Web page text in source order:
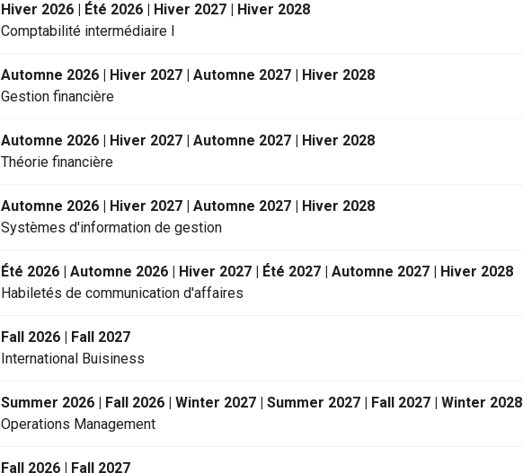
Hiver 2026 | Été 2026 | Hiver 2027 | Hiver 2028
Comptabilité intermédiaire I
Automne 2026 | Hiver 2027 | Automne 2027 | Hiver 2028
Gestion financière
Automne 2026 | Hiver 2027 | Automne 2027 | Hiver 2028
Théorie financière
Automne 2026 | Hiver 2027 | Automne 2027 | Hiver 2028
Systèmes d'information de gestion
Été 2026 | Automne 2026 | Hiver 2027 | Été 2027 | Automne 2027 | Hiver 2028
Habiletés de communication d'affaires
Fall 2026 | Fall 2027
International Buisiness
Summer 2026 | Fall 2026 | Winter 2027 | Summer 2027 | Fall 2027 | Winter 2028
Operations Management
Fall 2026 | Fall 2027